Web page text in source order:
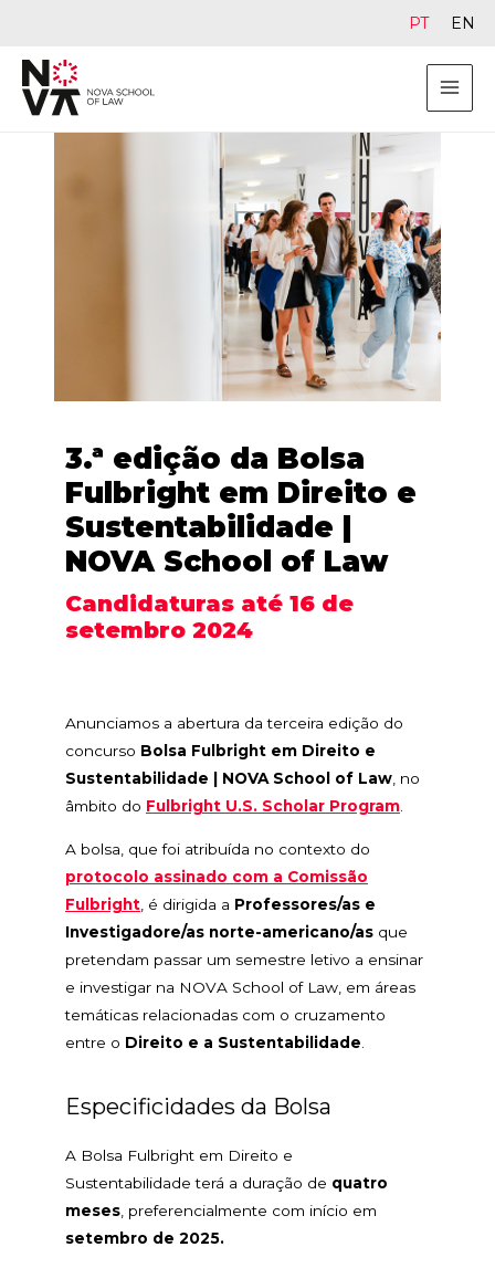
3.ª edição da Bolsa
Fulbright em Direito e
Sustentabilidade |
NOVA School of Law
Candidaturas até 16 de
setembro 2024
Anunciamos a abertura da terceira edição do
concurso Bolsa Fulbright em Direito e
Sustentabilidade | NOVA School of Law , no
âmbito do Fulbright U.S. Scholar Program
A bolsa, que foi atribuída no contexto do
protocolo assinado com a Comissão
Fulbright , é dirigida a Professores/as e
Investigadore/as norte-americano/as que
pretendam passar um semestre letivo a ensinar
e investigar na NOVA School of Law, em áreas
temáticas relacionadas com o cruzamento
entre o Direito e a Sustentabilidade
Especificidades da Bolsa
A Bolsa Fulbright em Direito e
Sustentabilidade terá a duração de quatro
meses, preferencialmente com início em
setembro de 2025.
PT EN